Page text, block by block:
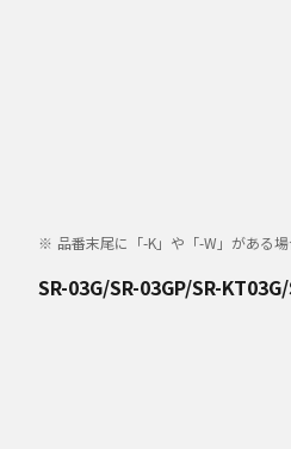
品番末尾に「-K」や「-W」がある場
SR-03G/SR-03GP/SR-